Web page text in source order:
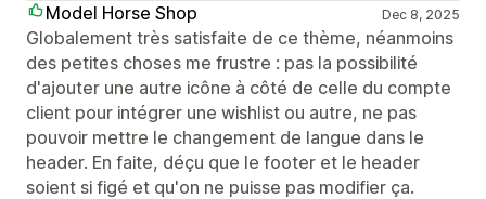
Model Horse Shop
Dec 8, 2025
Globalement très satisfaite de ce thème, néanmoins
des petites choses me frustre : pas la possibilité
d'ajouter une autre icône à côté de celle du compte
client pour intégrer une wishlist ou autre, ne pas
pouvoir mettre le changement de langue dans le
header. En faite, déçu que le footer et le header
soient si figé et qu'on ne puisse pas modifier ça.